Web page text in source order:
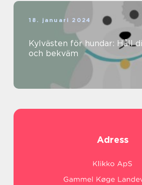
18. januari 2024
Kylvästen för hundar: Håll
och bekväm
Adress